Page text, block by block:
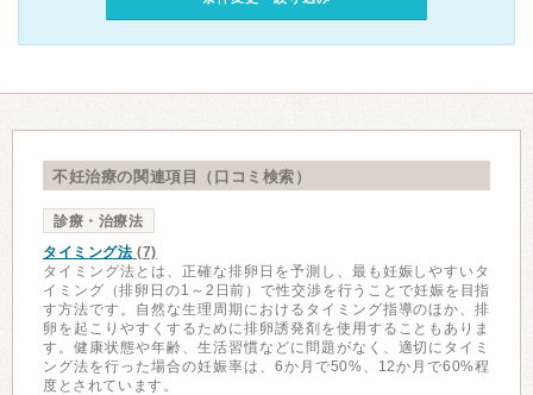
不妊治療の関連項目（口コミ検索）
診療・治療法
タイミング法 (7)
タイミング法とは、正確な排卵日を予測し、最も妊娠しやすいタ
イミング（排卵日の1～2日前）で性交渉を行うことで妊娠を目指
す方法です。自然な生理周期におけるタイミング指導のほか、排
卵を起こりやすくするために排卵誘発剤を使用することもありま
す。健康状態や年齢、生活習慣などに問題がなく、適切にタイミ
ング法を行った場合の妊娠率は、6か月で50%、12か月で60%程
度とされています。